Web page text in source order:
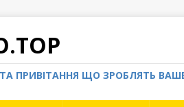
ТА ПРИВІТАННЯ ЩО ЗРОБЛЯТЬ